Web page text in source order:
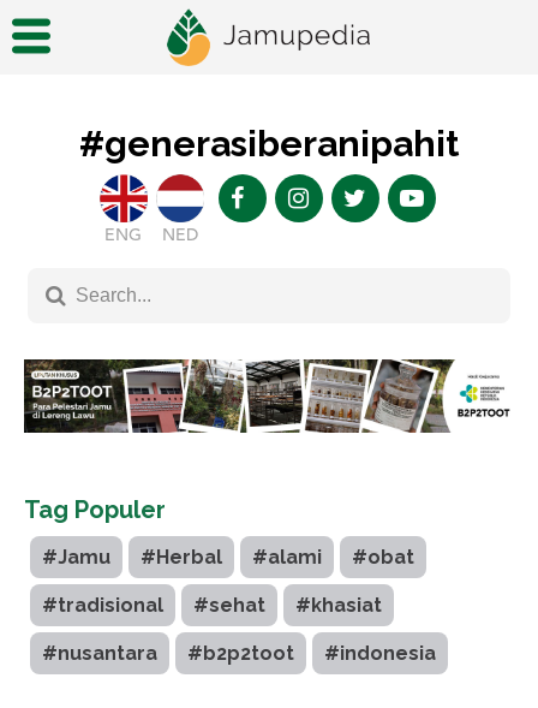
#generasiberanipahit
ENG NED
Tag Populer
#Jamu #Herbal #alami #obat
#tradisional #sehat #khasiat
#nusantara #b2p2toot #indonesia